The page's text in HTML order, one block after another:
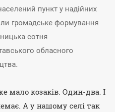
пункт у надійних
громадське формування
сотня
обласного
мало козаків. Один-два. І
А у нашому селі так